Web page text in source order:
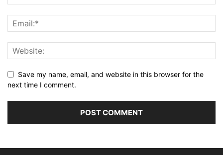
Save my name, email, and website in this browser for the
next time I comment.